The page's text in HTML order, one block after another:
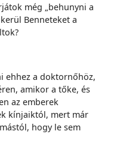
még „behunyni a
Benneteket a
ehhez a doktornőhöz,
amikor a tőke, és
az emberek
kínjaiktól, mert már
hogy le sem